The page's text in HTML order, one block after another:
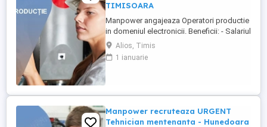
TIMISOARA
Manpower angajeaza Operatori productie
in domeniul electronicii. Beneficii: - Salariul
- 5200 lei brut; - Tichete de masa de 35 de
lei zi lucratoare; - Mediu de lucru modern
si stabil; - Oportunitati de dezvoltare
Bogda, ...
Alios, Timis
1 ianuarie
Manpower recruteaza URGENT
Tehnician mentenanta - Hunedoara